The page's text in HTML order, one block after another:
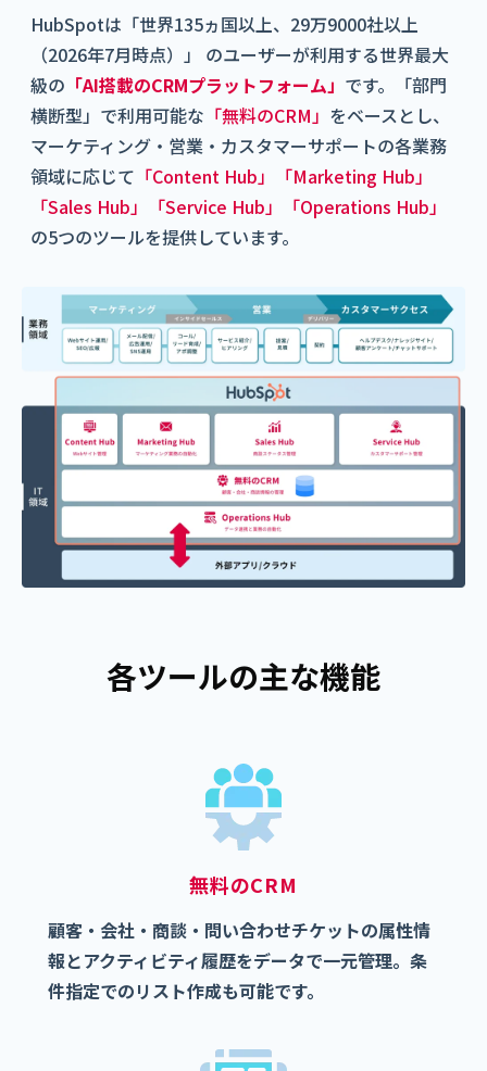
HubSpotは「世界135ヵ国以上、29万9000社以上
（2026年7月時点）」 のユーザーが利用する世界最大
級の 「AI搭載のCRMプラットフォーム」 です。「部門
横断型」で利用可能な 「無料のCRM」 をベースとし、
マーケティング・営業・カスタマーサポートの各業務
領域に応じて 「Content Hub」「Marketing Hub」
「Sales Hub」「Service Hub」「Operations Hub」
の5つのツールを提供しています。
各ツールの主な機能
無料のCRM
顧客・会社・商談・問い合わせチケットの属性情
報とアクティビティ履歴をデータで一元管理。条
件指定でのリスト作成も可能です。